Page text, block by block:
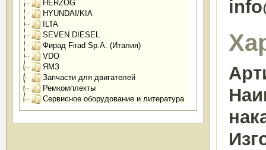
HERZOG
HYUNDAI/KIA
ILTA
SEVEN DIESEL
Фирад Firad Sp.A. (Италия)
VDO
ЯМЗ
Запчасти для двигателей
Ремкомплекты
Сервисное оборудование и литература